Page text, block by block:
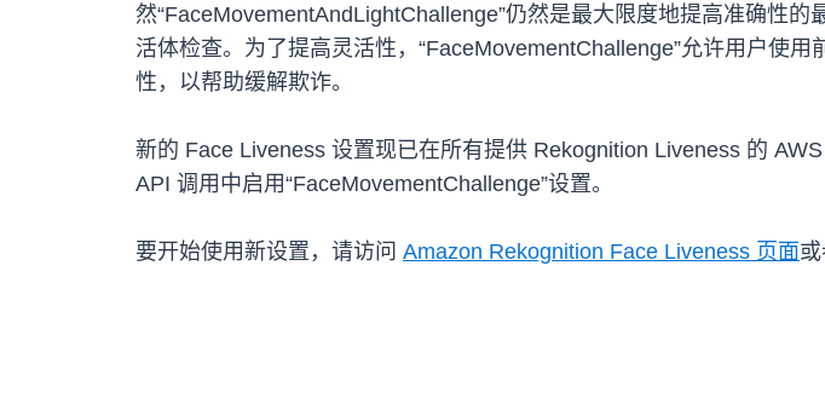
然“FaceMovementAndLightChallenge”仍然是最大限度地提高准确性
活体检查。为了提高灵活性，“FaceMovementChallenge”允许用户使
性，以帮助缓解欺诈。
新的 Face Liveness 设置现已在所有提供 Rekognition Liveness 的
API 调用中启用“FaceMovementChallenge”设置。
要开始使用新设置，请访问 Amazon Rekognition Face Liveness 页面或